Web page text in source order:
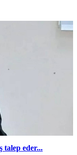
talep eder...